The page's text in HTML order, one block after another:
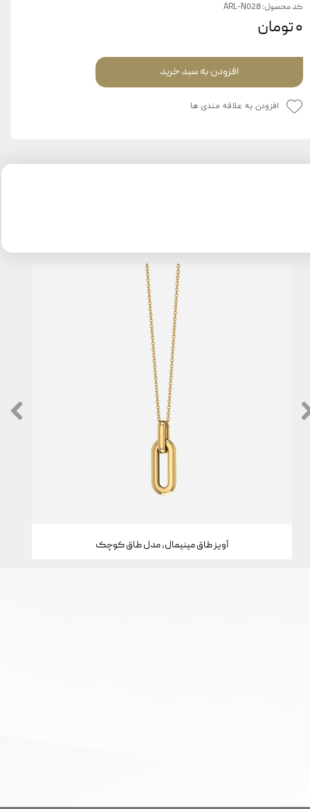
کد محصول: ARL-N028
۰ تومان
افزودن به سبد خرید
افزودن به علاقه مندی ها
آویز طاق مینیمال، مدل طاق کوچک